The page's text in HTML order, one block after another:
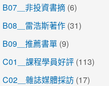
B07＿非投資書摘 (6)
B08＿雷浩斯著作 (31)
B09＿推薦書單 (9)
C01＿課程學員好評 (113)
C02＿雜誌媒體採訪 (17)